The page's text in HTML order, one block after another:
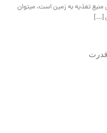
منبع تغذیه به زمین است، می‏توان
[...]